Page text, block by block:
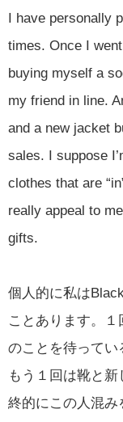
I have personally
times. Once I
buying myself a
my friend in line.
and a new jacket
sales. I suppose
clothes that are
really appeal to
gifts.
個人的に私は
ことあります。
のことを待ってい
もう１回は靴と
終的にこの人混み